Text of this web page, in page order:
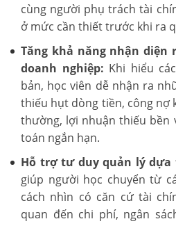
cùng người phụ trách tài
ở mức cần thiết trước khi ra
Tăng khả năng nhận diện
doanh nghiệp: Khi hiểu
bản, học viên dễ nhận ra
thiếu hụt dòng tiền, công nợ
thường, lợi nhuận thiếu bền
toán ngắn hạn.
Hỗ trợ tư duy quản lý dựa
giúp người học chuyển từ
cách nhìn có căn cứ tài
quan đến chi phí, ngân